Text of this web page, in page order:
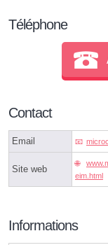
Téléphone
Contact
Email
Site web
eim.html
Informations